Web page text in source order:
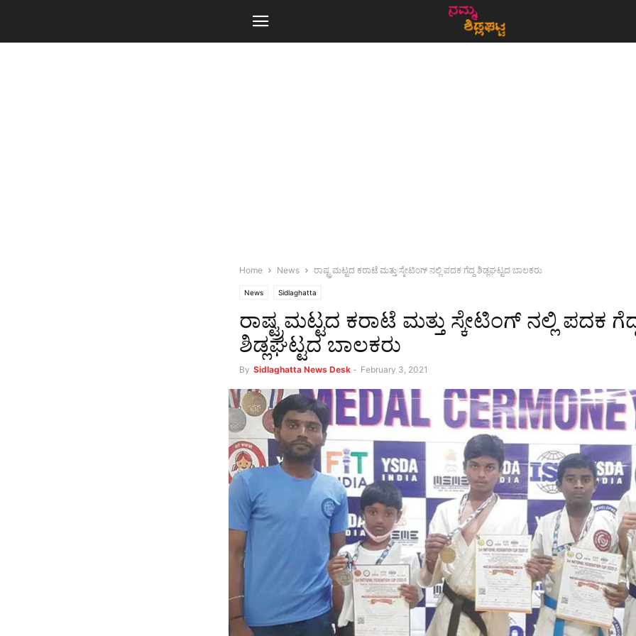
Home News ರಾಷ್ಟ್ರಮಟ್ಟದ ಕರಾಟೆ ಮತ್ತು ಸ್ಕೇಟಿಂಗ್ ನಲ್ಲಿ ಪದಕ ಗೆದ್ದ ಶಿಡ್ಲಘಟ್ಟದ ಬಾಲಕರು
News Sidlaghatta
ರಾಷ್ಟ್ರಮಟ್ಟದ ಕರಾಟೆ ಮತ್ತು ಸ್ಕೇಟಿಂಗ್ ನಲ್ಲಿ ಪದಕ
ಶಿಡ್ಲಘಟ್ಟದ ಬಾಲಕರು
By Sidlaghatta News Desk - February 3, 2021